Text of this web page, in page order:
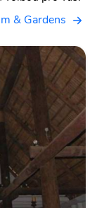
& Gardens